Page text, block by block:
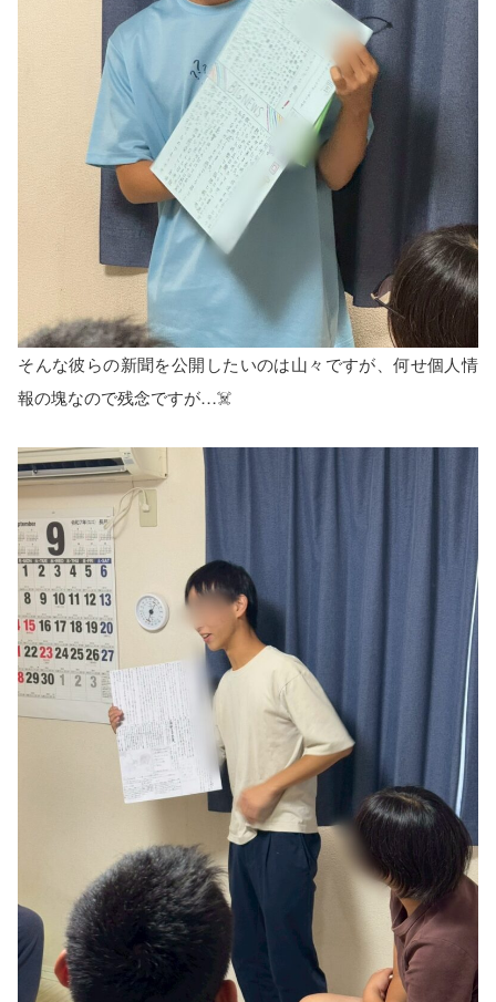
そんな彼らの新聞を公開したいのは山々ですが、何せ個人情
報の塊なので残念ですが…☠️